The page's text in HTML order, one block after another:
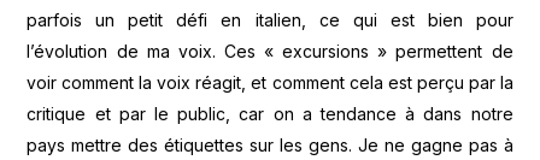
parfois un petit défi en italien, ce qui est bien pour
l’évolution de ma voix. Ces « excursions » permettent de
voir comment la voix réagit, et comment cela est perçu par la
critique et par le public, car on a tendance à dans notre
pays mettre des étiquettes sur les gens. Je ne gagne pas à